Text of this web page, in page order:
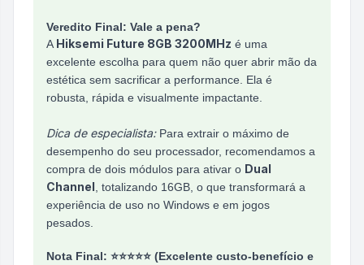
Veredito Final: Vale a pena?
A Hiksemi Future 8GB 3200MHz é uma
excelente escolha para quem não quer abrir mão da
estética sem sacrificar a performance. Ela é
robusta, rápida e visualmente impactante.
Dica de especialista:Para extrair o máximo de
desempenho do seu processador, recomendamos a
compra de dois módulos para ativar o Dual
Channel , totalizando 16GB, o que transformará a
experiência de uso no Windows e em jogos
pesados.
Nota Final: ⭐⭐⭐⭐⭐ (Excelente custo-benefício e